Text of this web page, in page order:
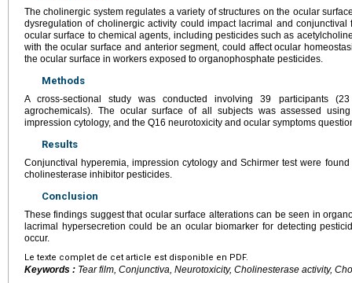
The cholinergic system regulates a variety of structures on the ocular
dysregulation of cholinergic activity could impact lacrimal and conjunctival
ocular surface to chemical agents, including pesticides such as
with the ocular surface and anterior segment, could affect ocular
the ocular surface in workers exposed to organophosphate pesticides.
Methods
A cross-sectional study was conducted involving 39 participants
agrochemicals). The ocular surface of all subjects was assessed
impression cytology, and the Q16 neurotoxicity and ocular symptoms
Results
Conjunctival hyperemia, impression cytology and Schirmer test were
cholinesterase inhibitor pesticides.
Conclusion
These findings suggest that ocular surface alterations can be seen in
lacrimal hypersecretion could be an ocular biomarker for detecting
occur.
Le texte complet de cet article est disponible en PDF.
Keywords : Tear film, Conjunctiva, Neurotoxicity, Cholinesterase activity,